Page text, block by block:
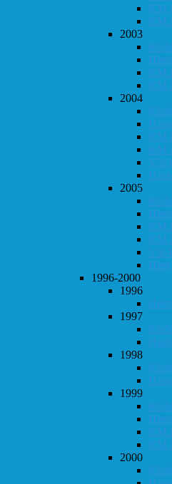
KM
KM
2003
KM
KM
2004
KM
KM
Vår-
2005
KM
KM
Vår-
1996-2000
1996
1997
1998
1999
KM
KM
2000